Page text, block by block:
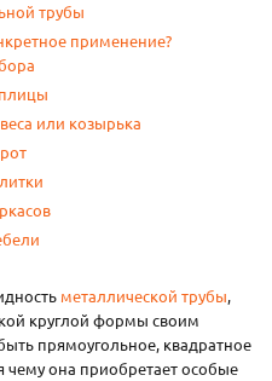
трубы
применение?
или козырька
металлической трубы,
круглой формы своим
прямоугольное, квадратное
чему она приобретает особые